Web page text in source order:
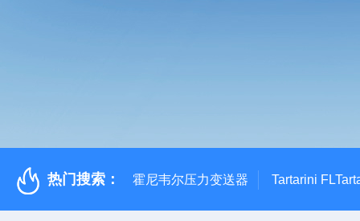
热门搜索： 霍尼韦尔压力变送器 Tartarini